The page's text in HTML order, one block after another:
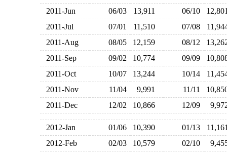
2011-Jun
06/03 13,911 06/10
2011-Jul
07/01 11,510 07/08
2011-Aug
08/05 12,159 08/12
2011-Sep
09/02 10,774 09/09
2011-Oct
10/07 13,244 10/14
2011-Nov
11/04 9,991 11/11
2011-Dec
12/02 10,866 12/09
2012-Jan 01/06 10,390 01/13
2012-Feb
02/03 10,579 02/10